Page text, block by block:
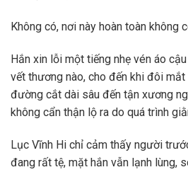
Không có, nơi này hoàn toàn không
Hắn xin lỗi một tiếng nhẹ vén áo
vết thương nào, cho đến khi đôi
đường cắt dài sâu đến tận xương
không cẩn thận lộ ra do quá trình
Lục Vĩnh Hi chỉ cảm thấy người
đang rất tệ, mặt hắn vẫn lạnh lùng,